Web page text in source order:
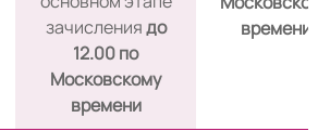
времени
зачислениядо
12.00 по
Московскому
времени